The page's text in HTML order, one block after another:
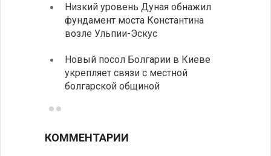
Низкий уровень Дуная обнажил
фундамент моста Константина
возле Ульпии-Эскус
Новый посол Болгарии в Киеве
укрепляет связи с местной
болгарской общиной
КОММЕНТАРИИ